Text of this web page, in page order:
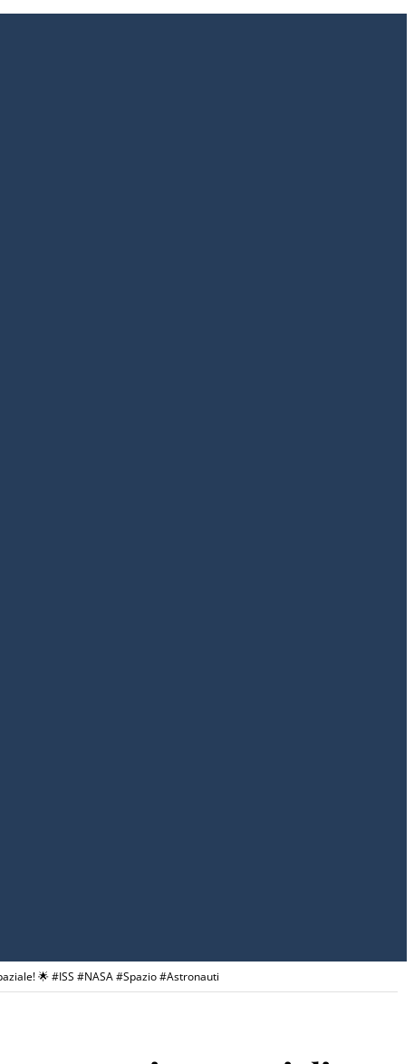
🌟 #ISS #NASA #Spazio #Astronauti